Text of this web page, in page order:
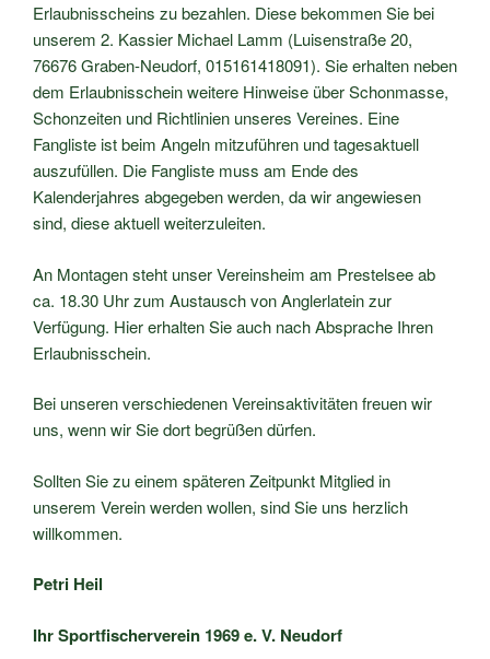
Erlaubnisscheins zu bezahlen. Diese bekommen Sie bei
unserem 2. Kassier Michael Lamm (Luisenstraße 20,
76676 Graben-Neudorf, 015161418091). Sie erhalten neben
dem Erlaubnisschein weitere Hinweise über Schonmasse,
Schonzeiten und Richtlinien unseres Vereines. Eine
Fangliste ist beim Angeln mitzuführen und tagesaktuell
auszufüllen. Die Fangliste muss am Ende des
Kalenderjahres abgegeben werden, da wir angewiesen
sind, diese aktuell weiterzuleiten.
An Montagen steht unser Vereinsheim am Prestelsee ab
ca. 18.30 Uhr zum Austausch von Anglerlatein zur
Verfügung. Hier erhalten Sie auch nach Absprache Ihren
Erlaubnisschein.
Bei unseren verschiedenen Vereinsaktivitäten freuen wir
uns, wenn wir Sie dort begrüßen dürfen.
Sollten Sie zu einem späteren Zeitpunkt Mitglied in
unserem Verein werden wollen, sind Sie uns herzlich
willkommen.
Petri Heil
Ihr Sportfischerverein 1969 e. V. Neudorf